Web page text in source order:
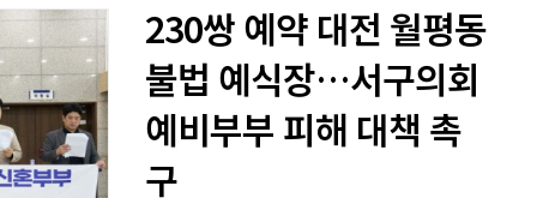
230쌍 예약 대전 월평동
불법 예식장…서구의회
예비부부 피해 대책 촉
구